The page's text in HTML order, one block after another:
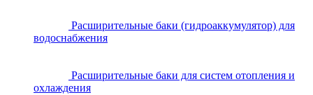
Расширительные баки (гидроаккумулятор) для
водоснабжения
Расширительные баки для систем отопления и
охлаждения